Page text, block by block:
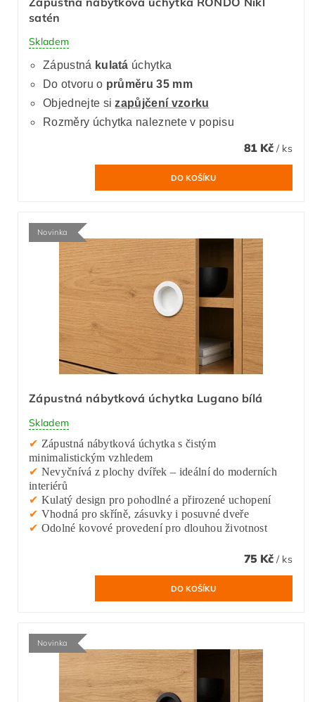
satén
Skladem
Zápustná kulatá úchytka
Do otvoru o průměru 35 mm
Objednejte sizapůjčení vzorku
Rozměry úchytka naleznete v popisu
81 Kč / ks
Novinka
Zápustná nábytková úchytka Lugano bílá
Skladem
✔ Zápustná nábytková úchytka s čistým
minimalistickým vzhledem
✔ Nevyčnívá z plochy dvířek – ideální do moderních
interiérů
✔ Kulatý design pro pohodlné a přirozené uchopení
✔ Vhodná pro skříně, zásuvky i posuvné dveře
✔ Odolné kovové provedení pro dlouhou životnost
75 Kč / ks
Novinka